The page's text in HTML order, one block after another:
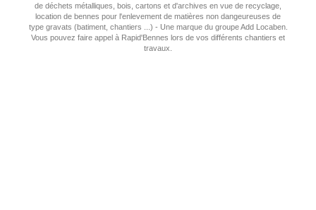
de déchets métalliques, bois, cartons et d'archives en vue de recyclage,
location de bennes pour l'enlevement de matières non dangeureuses de
type gravats (batiment, chantiers ...) - Une marque du groupe Add Locaben.
Vous pouvez faire appel à Rapid'Bennes lors de vos différents chantiers et
travaux.